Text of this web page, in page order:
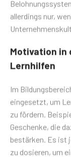
allerdings nur,
Motivation in
Lernhilfen
Im
eingesetzt, um
zu fördern.
Geschenke, die
bestärken. Es ist
zu dosieren, um